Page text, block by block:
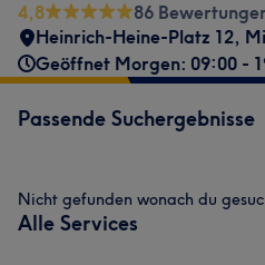
4,8
86
Heinrich-Heine-Platz 12,
Geöffnet Morgen: 09:00 -
Passende Suchergebnisse
Nicht gefunden wonach du
Alle Services